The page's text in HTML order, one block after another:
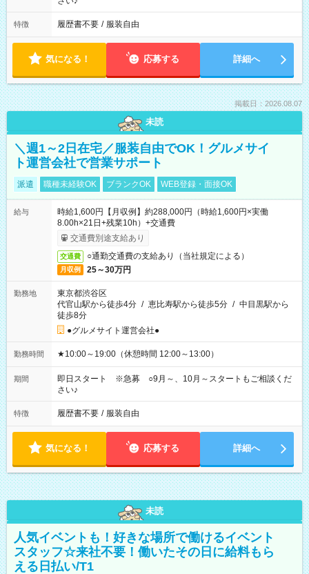
特徴 履歴書不要 / 服装自由
気になる！ 応募する 詳細へ
掲載日：2026.08.07
未読
＼週1～2日在宅／服装自由でOK！グルメサイ
ト運営会社で営業サポート
派遣 職種未経験OK ブランクOK WEB登録・面接OK
給与
時給1,600円【月収例】約288,000円（時給1,600円×実働
8.00h×21日+残業10h）+交通費
交通費別途支給あり
交通費 ○通勤交通費の支給あり（当社規定による）
月収例 25～30万円
勤務地
東京都渋谷区
代官山駅から徒歩4分 / 恵比寿駅から徒歩5分 / 中目黒駅から
徒歩8分
●グルメサイト運営会社●
勤務時間 ★10:00～19:00（休憩時間 12:00～13:00）
期間
即日スタート ※急募 ○9月～、10月～スタートもご相談くだ
さい♪
特徴 履歴書不要 / 服装自由
気になる！ 応募する 詳細へ
未読
人気イベントも！好きな場所で働けるイベント
スタッフ☆来社不要！働いたその日に給料もら
える日払い/T1